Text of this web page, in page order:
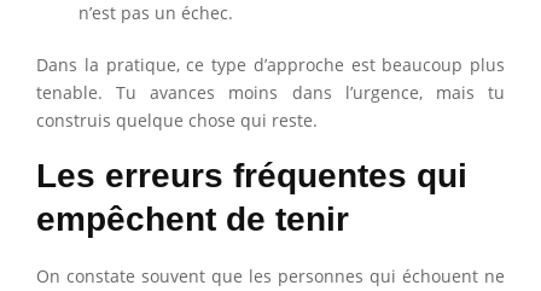
n’est pas un échec.
Dans la pratique, ce type d’approche est beaucoup plus
tenable. Tu avances moins dans l’urgence, mais tu
construis quelque chose qui reste.
Les erreurs fréquentes qui
empêchent de tenir
On constate souvent que les personnes qui échouent ne